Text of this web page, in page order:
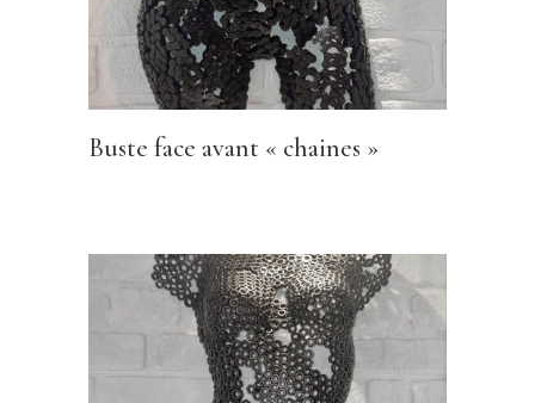
Buste face avant « chaines »